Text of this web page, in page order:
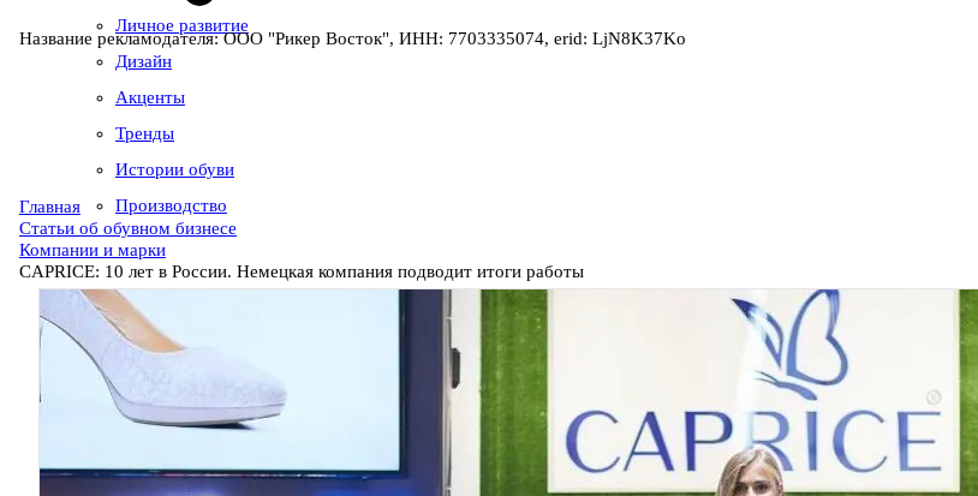
Личное развитие
Дизайн
Акценты
Тренды
Истории обуви
Производство
Название рекламодателя: ООО "Рикер Восток", ИНН: 7703335074, erid: LjN8K37Ko
Главная
Статьи об обувном бизнесе
Компании и марки
CAPRICE: 10 лет в России. Немецкая компания подводит итоги работы